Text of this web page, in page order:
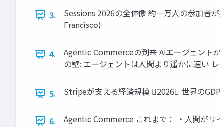
3.
Sessions 2026の全体像 約一万人の参加者
Francisco)
4.
Agentic Commerceの到来 AIエージェント
の壁: エージェントは人間より遥かに速い
5. Stripeが支える経済規模 2026 世界の
6.
Agentic Commerce これまで： ・人間がサ